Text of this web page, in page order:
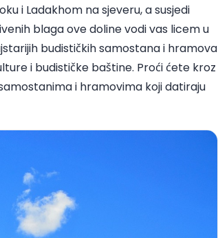
i Ladakhom na sjeveru, a susjedi
blaga ove doline vodi vas licem u
budističkih samostana i hramova
i budističke baštine. Proći ćete kroz
i hramovima koji datiraju